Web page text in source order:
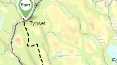
ved foten av
rast, anbefaler
tilpilegrimsbua ved
pilegrimer, kan dette